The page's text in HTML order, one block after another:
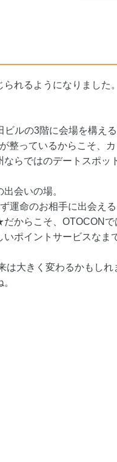
れるようになりまし
ルの3階に会場を構え
っているからこそ、
らではのデートスポ
会いの場。
運命のお相手に出会える
からこそ、OTOCON
いポイントサービスな
は大きく変わるかもし